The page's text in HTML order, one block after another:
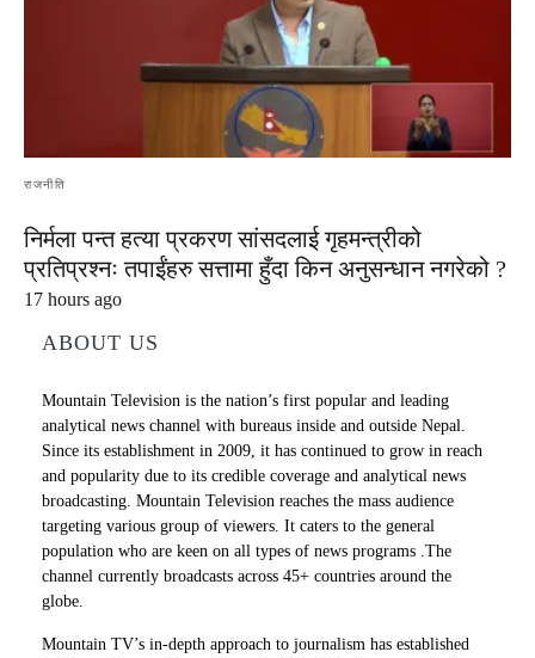
राजनीति
निर्मला पन्त हत्या प्रकरण सांसदलाई गृहमन्त्रीको
प्रतिप्रश्नः तपाईंहरु सत्तामा हुँदा किन अनुसन्धान नगरेको ?
17 hours ago
ABOUT US
Mountain Television is the nation’s first popular and leading
analytical news channel with bureaus inside and outside Nepal.
Since its establishment in 2009, it has continued to grow in reach
and popularity due to its credible coverage and analytical news
broadcasting. Mountain Television reaches the mass audience
targeting various group of viewers. It caters to the general
population who are keen on all types of news programs .The
channel currently broadcasts across 45+ countries around the
globe.
Mountain TV’s in-depth approach to journalism has established